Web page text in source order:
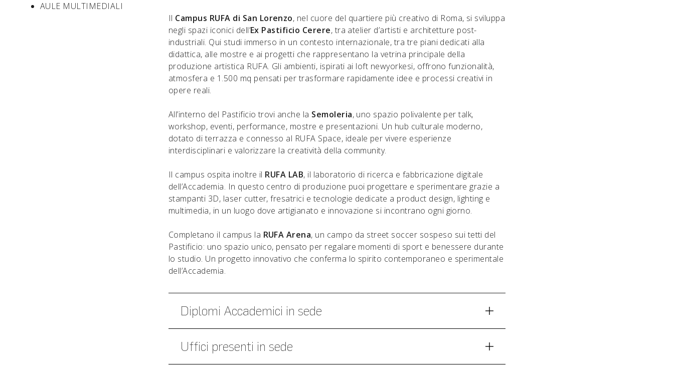
AULE MULTIMEDIALI
Il Campus RUFA di San Lorenzo, nel cuore del quartiere più creativo di Roma, si sviluppa
negli spazi iconici dell’Ex Pastificio Cerere, tra atelier d’artisti e architetture post-
industriali. Qui studi immerso in un contesto internazionale, tra tre piani dedicati alla
didattica, alle mostre e ai progetti che rappresentano la vetrina principale della
produzione artistica RUFA. Gli ambienti, ispirati ai loft newyorkesi, offrono funzionalità,
atmosfera e 1.500 mq pensati per trasformare rapidamente idee e processi creativi in
opere reali.
All’interno del Pastificio trovi anche la Semoleria, uno spazio polivalente per talk,
workshop, eventi, performance, mostre e presentazioni. Un hub culturale moderno,
dotato di terrazza e connesso al RUFA Space, ideale per vivere esperienze
interdisciplinari e valorizzare la creatività della community.
Il campus ospita inoltre il RUFA LAB, il laboratorio di ricerca e fabbricazione digitale
dell’Accademia. In questo centro di produzione puoi progettare e sperimentare grazie a
stampanti 3D, laser cutter, fresatrici e tecnologie dedicate a product design, lighting e
multimedia, in un luogo dove artigianato e innovazione si incontrano ogni giorno.
Completano il campus la RUFA Arena, un campo da street soccer sospeso sui tetti del
Pastificio: uno spazio unico, pensato per regalare momenti di sport e benessere durante
lo studio. Un progetto innovativo che conferma lo spirito contemporaneo e sperimentale
dell’Accademia.
Diplomi Accademici in sede
Uffici presenti in sede